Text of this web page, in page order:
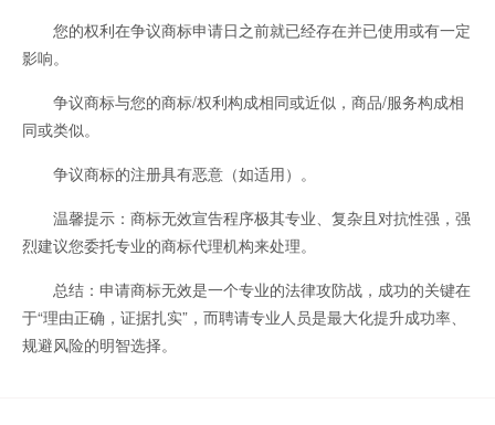
您的权利在争议商标申请日之前就已经存在并已使用或有一定
影响。
争议商标与您的商标/权利构成相同或近似，商品/服务构成相
同或类似。
争议商标的注册具有恶意（如适用）。
温馨提示：商标无效宣告程序极其专业、复杂且对抗性强，强
烈建议您委托专业的商标代理机构来处理。
总结：申请商标无效是一个专业的法律攻防战，成功的关键在
于“理由正确，证据扎实”，而聘请专业人员是最大化提升成功率、
规避风险的明智选择。